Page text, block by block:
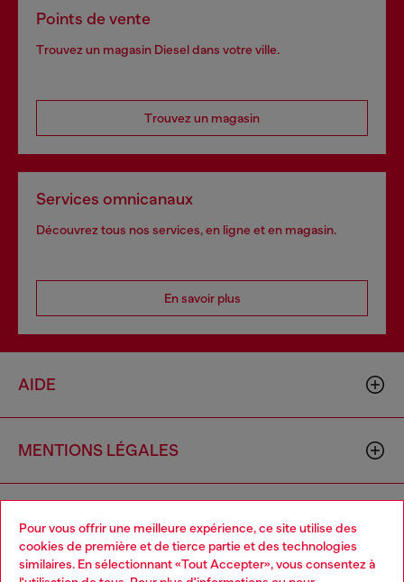
Pour vous offrir une meilleure expérience, ce site utilise des
cookies de première et de tierce partie et des technologies
similaires. En sélectionnant «Tout Accepter», vous consentez à
Points de vente
Trouvez un magasin Diesel dans votre ville.
Trouvez un magasin
Services omnicanaux
Découvrez tous nos services, en ligne et en magasin.
En savoir plus
AIDE
MENTIONS LÉGALES